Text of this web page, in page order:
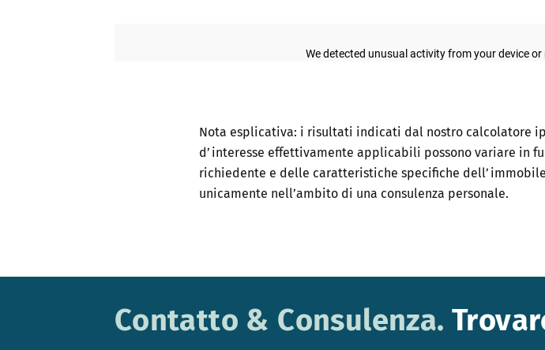
Nota esplicativa: i risultati indicati dal nostro calcolatore
d’interesse effettivamente applicabili possono variare in
richiedente e delle caratteristiche specifiche
unicamente nell’ambito di una consulenza personale.
Contatto & Consulenza.